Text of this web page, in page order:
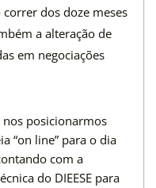
dos doze meses
a alteração de
em negociações
nos posicionarmos
“on line” para o dia
com a
do DIEESE para